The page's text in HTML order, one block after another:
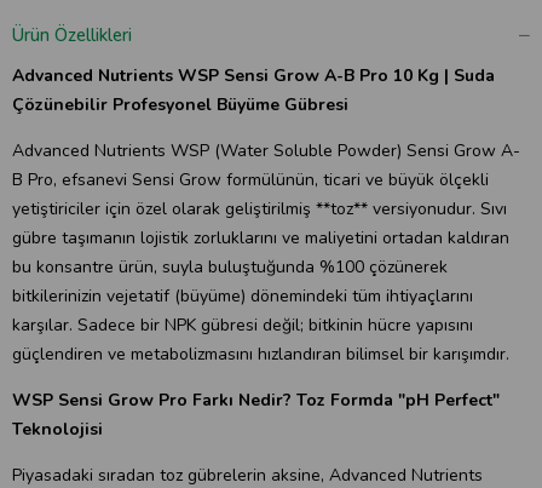
Ürün Özellikleri
Advanced Nutrients WSP Sensi Grow A-B Pro 10 Kg | Suda
Çözünebilir Profesyonel Büyüme Gübresi
Advanced Nutrients WSP (Water Soluble Powder) Sensi Grow A-
B Pro, efsanevi Sensi Grow formülünün, ticari ve büyük ölçekli
yetiştiriciler için özel olarak geliştirilmiş **toz** versiyonudur. Sıvı
gübre taşımanın lojistik zorluklarını ve maliyetini ortadan kaldıran
bu konsantre ürün, suyla buluştuğunda %100 çözünerek
bitkilerinizin vejetatif (büyüme) dönemindeki tüm ihtiyaçlarını
karşılar. Sadece bir NPK gübresi değil; bitkinin hücre yapısını
güçlendiren ve metabolizmasını hızlandıran bilimsel bir karışımdır.
WSP Sensi Grow Pro Farkı Nedir? Toz Formda "pH Perfect"
Teknolojisi
Piyasadaki sıradan toz gübrelerin aksine, Advanced Nutrients